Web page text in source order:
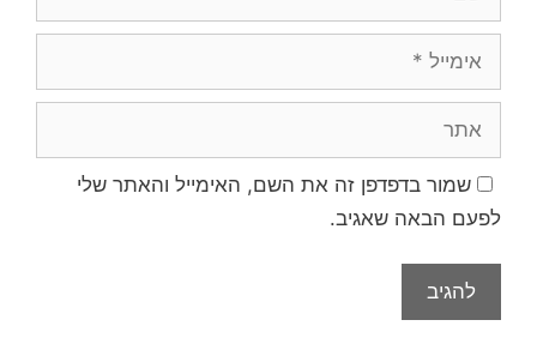
שמור בדפדפן זה את השם, האימייל והאתר שלי
לפעם הבאה שאגיב.